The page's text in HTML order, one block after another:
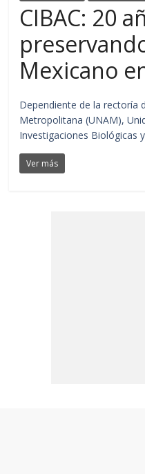
CIBAC: 20
Mexicano
Dependiente de la rectoría
Metropolitana (UNAM),
Investigaciones Biológicas
Ver más